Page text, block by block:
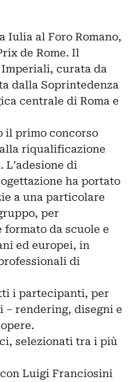
Iulia al Foro Romano,
de Rome. Il
Imperiali, curata da
dalla Soprintedenza
centrale di Roma e
il primo concorso
riqualificazione
L’adesione di
ha portato
a una particolare
per
da scuole e
ed europei, in
di
i partecipanti, per
– rendering, disegni e
selezionati tra i più
Luigi Franciosini